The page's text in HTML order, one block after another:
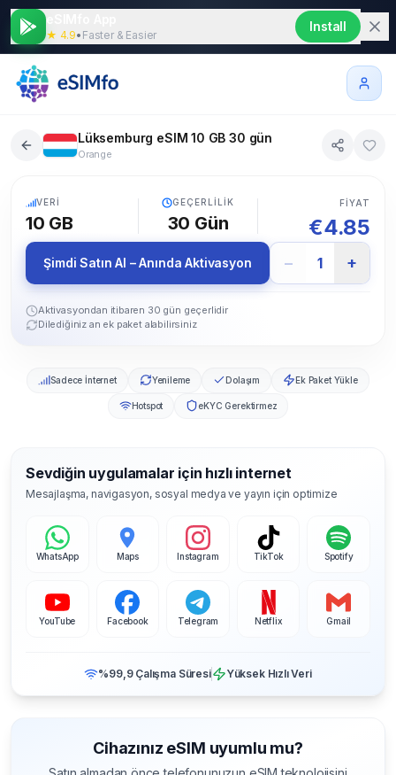
★ 4.9• Faster & Easier
Install
Lüksemburg eSIM 10 GB 30 gün
Orange
VERI
10 GB
GEÇERLILIK
30 Gün
FIYAT
€4.85
Şimdi Satın Al – Anında Aktivasyon − 1 +
Aktivasyondan itibaren 30 gün geçerlidir
Dilediğiniz an ek paket alabilirsiniz
Sadece İnternet Yenileme Dolaşım Ek Paket Yükle
Hotspot eKYC Gerektirmez
Sevdiğin uygulamalar için hızlı internet
Mesajlaşma, navigasyon, sosyal medya ve yayın için optimize
WhatsApp Maps Instagram TikTok Spotify
YouTube Facebook Telegram Netflix Gmail
%99,9 Çalışma Süresi Yüksek Hızlı Veri
Cihazınız eSIM uyumlu mu?